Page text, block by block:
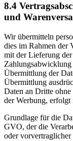
8.4
und
Wir übermitteln
dies im Rahmen der
mit der Lieferung
Übermittlung der
Übermittlung
Daten an Dritte
der Werbung, erfolgt
Grundlage für die
GVO, der die
oder vorvertraglicher